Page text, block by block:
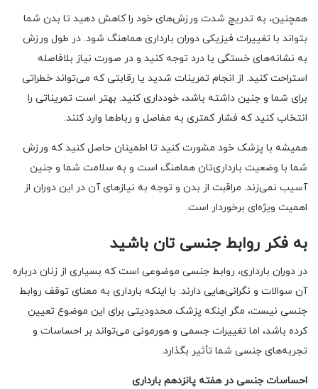
همچنین، به تدریج شدت ورزش‌های خود را کاهش دهید تا بدن شما
بتواند با تغییرات فیزیکی دوران بارداری هماهنگ شود. در طول ورزش
به نشانه‌های خستگی یا درد توجه کنید و در صورت نیاز بلافاصله
استراحت کنید. از انجام تمرینات شدید یا رقابتی که می‌تواند خطراتی
برای شما و جنین داشته باشد، خودداری کنید. بهتر است تمریناتی را
انتخاب کنید که فشار کمتری به مفاصل و رباط‌ها وارد کنند.
همیشه با پزشک خود مشورت کنید تا اطمینان حاصل کنید که ورزش
شما با وضعیت بارداری‌تان هماهنگ است و به سلامت شما و جنین
آسیب نمی‌زند. مراقبت از بدن و توجه به نیازهای آن در این دوران از
اهمیت ویژه‌ای برخوردار است.
به فکر روابط جنسی تان باشید
در دوران بارداری، روابط جنسی موضوعی است که بسیاری از زنان درباره
آن سوالات و نگرانی‌هایی دارند. با اینکه بارداری به معنای توقف روابط
جنسی نیست، مگر اینکه پزشک محدودیتی برای این موضوع تعیین
کرده باشد، اما تغییرات جسمی و هورمونی می‌تواند بر احساسات و
تجربه‌های جنسی شما تأثیر بگذارد.
احساسات جنسی در هفته پانزدهم بارداری